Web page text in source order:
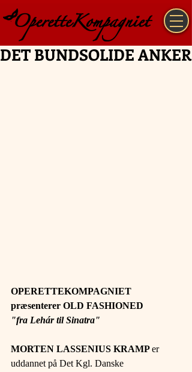
DET BUNDSOLIDE ANKER
OPERETTEKOMPAGNIET
præsenterer OLD FASHIONED
"fra Lehár til Sinatra"
MORTEN LASSENIUS KRAMP er
uddannet på Det Kgl. Danske